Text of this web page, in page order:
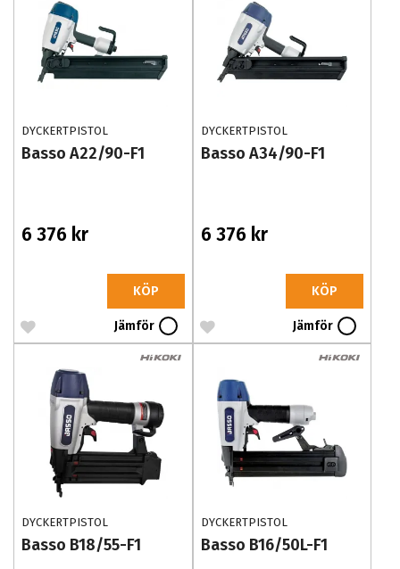
DYCKERTPISTOL
Basso A22/90-F1
6 376 kr
KÖP
Jämför
DYCKERTPISTOL
Basso A34/90-F1
6 376 kr
KÖP
Jämför
DYCKERTPISTOL
Basso B18/55-F1
DYCKERTPISTOL
Basso B16/50L-F1